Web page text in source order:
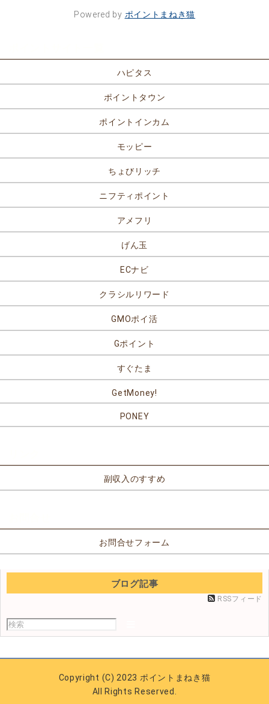
Powered by ポイントまねき猫
ハピタス
ポイントタウン
ポイントインカム
モッピー
ちょびリッチ
ニフティポイント
アメフリ
げん玉
ECナビ
クラシルリワード
GMOポイ活
Gポイント
すぐたま
GetMoney!
PONEY
副収入のすすめ
お問合せフォーム
ブログ記事
RSSフィード
Copyright (C) 2023 ポイントまねき猫
All Rights Reserved.